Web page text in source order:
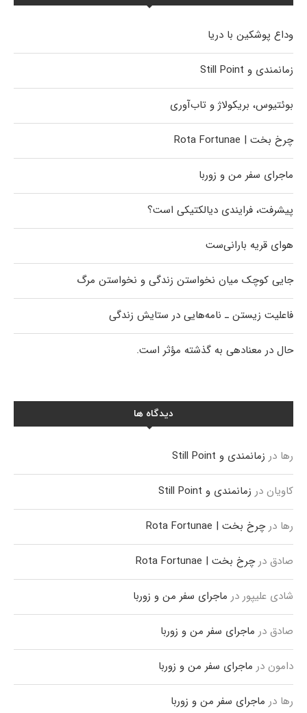
وداع پوشکین با دریا
زمانمندی و Still Point
بوئتیوس، بریکولاژ و تاب‌آوری
چرخ بخت | Rota Fortunae
ماجرای سفر من و زوربا
پیشرفت، فرایندی دیالکتیکی است؟
هوای قریه بارانی‌ست
جایی کوچک میان نخواستن زندگی و نخواستن مرگ
فاعلیت زیستن ـ نامه‌هایی در ستایش زندگی
حال در معنادهی به گذشته مؤثر است.
دیدگاه ها
رها در زمانمندی و Still Point
کاویان در زمانمندی و Still Point
رها درچرخ بخت | Rota Fortunae
صادق درچرخ بخت | Rota Fortunae
شادی علیپور در ماجرای سفر من و زوربا
صادق در ماجرای سفر من و زوربا
دامون در ماجرای سفر من و زوربا
رها در ماجرای سفر من و زوربا